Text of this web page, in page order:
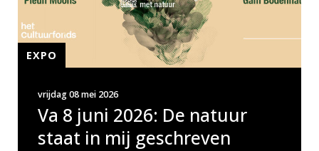
Va 8 juni 2026: De natuur
staat in mij geschreven
vrijdag 08 mei 2026
EXPO